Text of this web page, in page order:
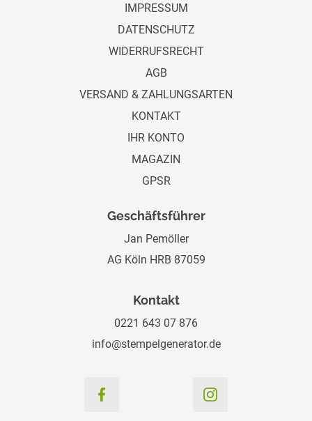
IMPRESSUM
DATENSCHUTZ
WIDERRUFSRECHT
AGB
VERSAND & ZAHLUNGSARTEN
KONTAKT
IHR KONTO
MAGAZIN
GPSR
Geschäftsführer
Jan Pemöller
AG Köln HRB 87059
Kontakt
0221 643 07 876
info@stempelgenerator.de